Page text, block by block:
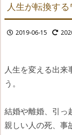
人生が転換す
2019-06-15
人生を変える出来
う。
結婚や離婚、引っ
親しい人の死、事